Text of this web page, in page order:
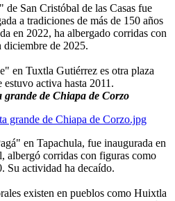
San Cristóbal de las Casas fue
a tradiciones de más de 150 años
en 2022, ha albergado corridas con
de 2025.
en Tuxtla Gutiérrez es otra plaza
activa hasta 2011.
de Chiapa de Corzo
en Tapachula, fue inaugurada en
albergó corridas con figuras como
Su actividad ha decaído.
existen en pueblos como Huixtla